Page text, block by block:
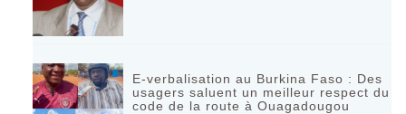
E-verbalisation au Burkina Faso : Des
usagers saluent un meilleur respect du
code de la route à Ouagadougou